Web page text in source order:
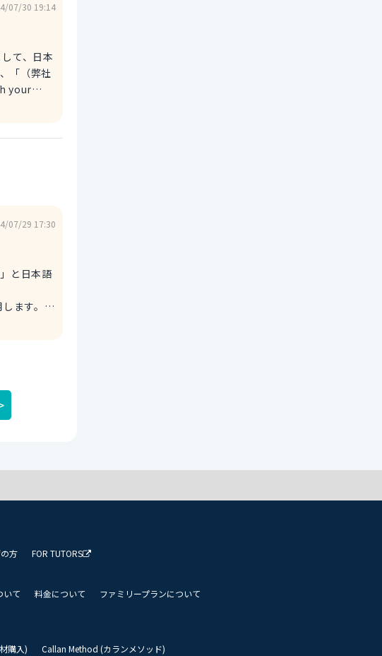
07/30 19:14
「（弊社
your
めること
07/29 17:30
と日本語
ます。 2.
方 FOR TUTORS
いて 料金について
ファミリープランについて
購入) Callan Method (カランメソッド)